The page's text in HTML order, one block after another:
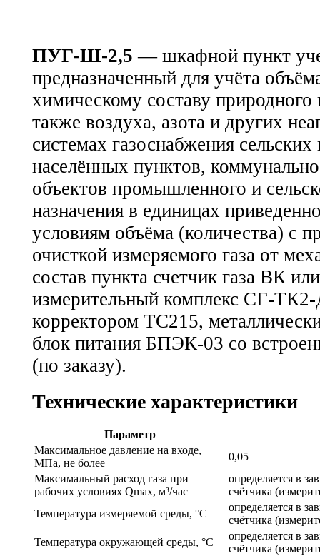
ПУГ-Ш-2,5 — шкафной пункт
предназначенный для учёта
химическому составу
также воздуха, азота и других
системах газоснабжения
населённых пунктов,
объектов промышленного и
назначения в единицах
условиям объёма (количества) с
очисткой измеряемого газа от
состав пункта счетчик газа ВК
измерительный комплекс СГ-
корректором ТС215,
блок питания БПЭК-03 со
(по заказу).
Технические характеристики
Параметр
Максимальное давление на входе,
МПа, не более
0,05
Максимальный расход газа при
рабочих условиях Qmax, м³/час
определяется в
счётчика
Температура измеряемой среды, °С
определяется в
счётчика
Температура окружающей среды, °С
определяется в
счётчика